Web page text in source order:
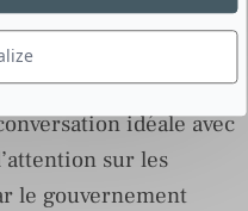
les bases,
idéale avec
sur les
le gouvernement